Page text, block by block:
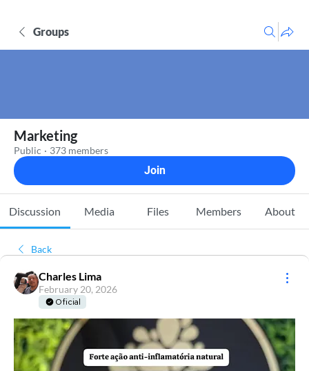
Groups
Marketing
Public · 373 members
Join
Discussion Media Files Members About
Back
Charles Lima
February 20, 2026
Oficial